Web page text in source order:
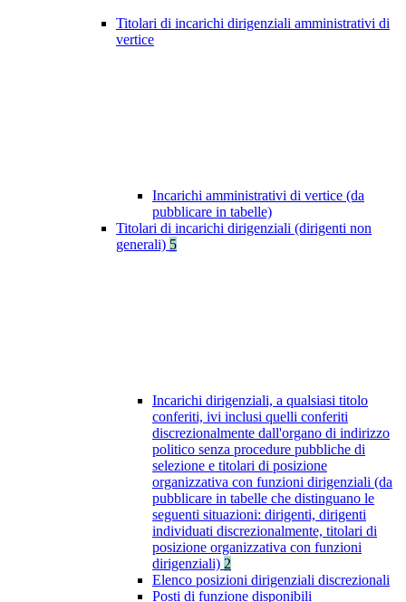
Titolari di incarichi dirigenziali amministrativi di
vertice
Incarichi amministrativi di vertice (da
pubblicare in tabelle)
Titolari di incarichi dirigenziali (dirigenti non
generali) 5
Incarichi dirigenziali, a qualsiasi titolo
conferiti, ivi inclusi quelli conferiti
discrezionalmente dall'organo di indirizzo
politico senza procedure pubbliche di
selezione e titolari di posizione
organizzativa con funzioni dirigenziali (da
pubblicare in tabelle che distinguano le
seguenti situazioni: dirigenti, dirigenti
individuati discrezionalmente, titolari di
posizione organizzativa con funzioni
dirigenziali) 2
Elenco posizioni dirigenziali discrezionali
Posti di funzione disponibili